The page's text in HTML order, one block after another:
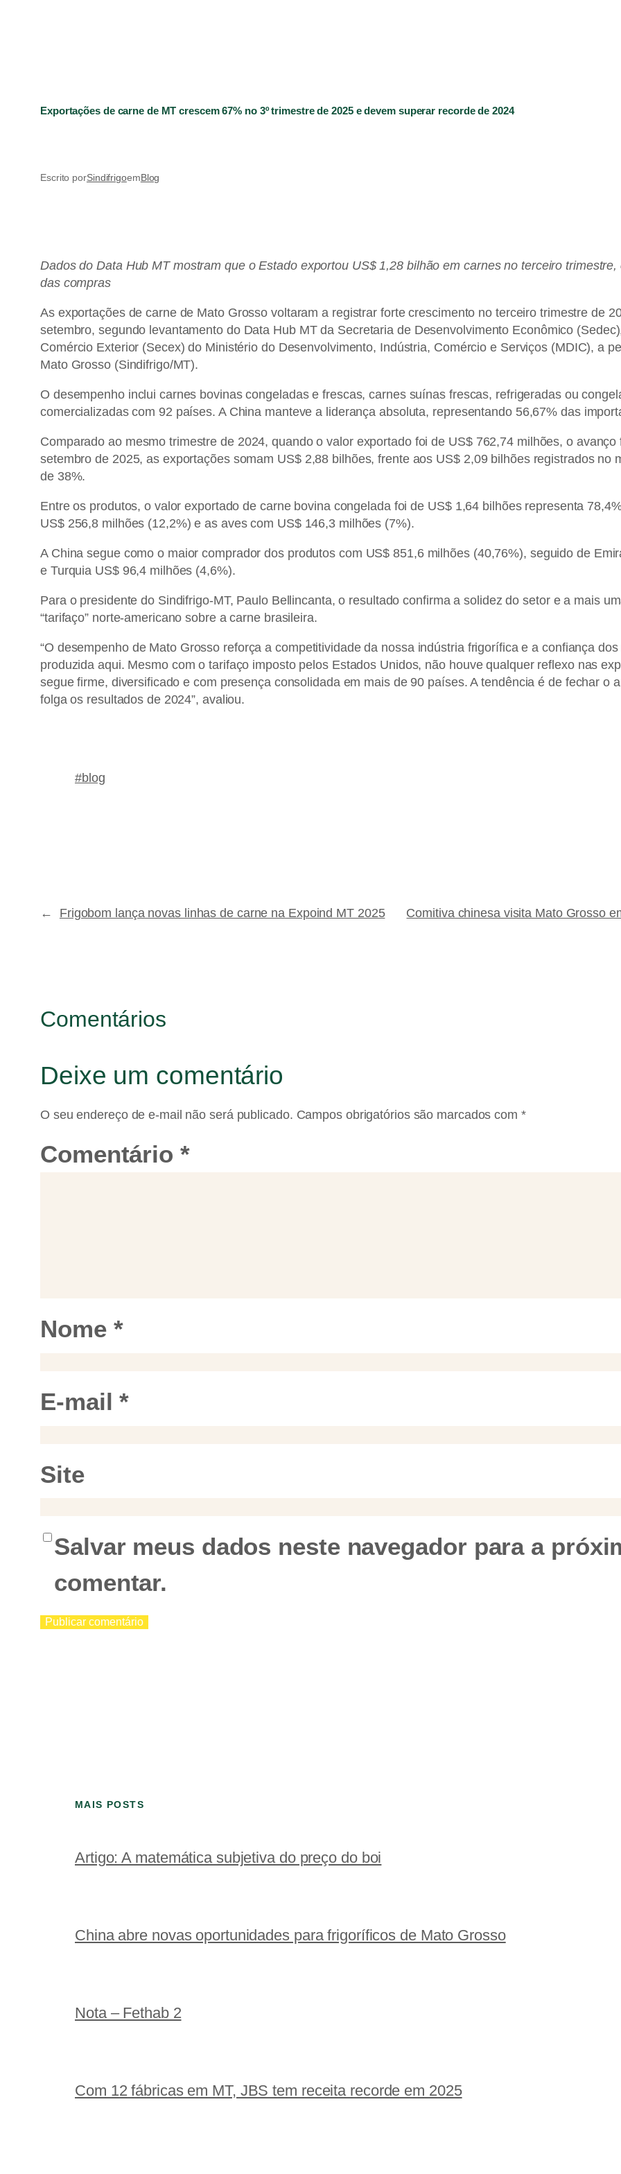
Exportações de carne de MT crescem 67% no 3º trimestre de 2025 e devem superar recorde de 2024
Escrito porSindifrigoemBlog
Dados do Data Hub MT mostram que o Estado exportou US$ 1,28 bilhão em carnes no terceiro
das compras
As exportações de carne de Mato Grosso voltaram a registrar forte crescimento no terceiro trimestre de
setembro, segundo levantamento do Data Hub MT da Secretaria de Desenvolvimento Econômico
Comércio Exterior (Secex) do Ministério do Desenvolvimento, Indústria, Comércio e Serviços (MDIC), a
Mato Grosso (Sindifrigo/MT).
O desempenho inclui carnes bovinas congeladas e frescas, carnes suínas frescas, refrigeradas ou
comercializadas com 92 países. A China manteve a liderança absoluta, representando 56,67% das
Comparado ao mesmo trimestre de 2024, quando o valor exportado foi de US$ 762,74 milhões, o
setembro de 2025, as exportações somam US$ 2,88 bilhões, frente aos US$ 2,09 bilhões registrados no
de 38%.
Entre os produtos, o valor exportado de carne bovina congelada foi de US$ 1,64 bilhões representa
US$ 256,8 milhões (12,2%) e as aves com US$ 146,3 milhões (7%).
A China segue como o maior comprador dos produtos com US$ 851,6 milhões (40,76%), seguido de
e Turquia US$ 96,4 milhões (4,6%).
Para o presidente do Sindifrigo-MT, Paulo Bellincanta, o resultado confirma a solidez do setor e a mais
“tarifaço” norte-americano sobre a carne brasileira.
“O desempenho de Mato Grosso reforça a competitividade da nossa indústria frigorífica e a confiança
produzida aqui. Mesmo com o tarifaço imposto pelos Estados Unidos, não houve qualquer reflexo nas
segue firme, diversificado e com presença consolidada em mais de 90 países. A tendência é de fechar o
folga os resultados de 2024”, avaliou.
#blog
← Frigobom lança novas linhas de carne na Expoind MT 2025 Comitiva chinesa visita Mato Grosso
Comentários
Deixe um comentário
O seu endereço de e-mail não será publicado. Campos obrigatórios são marcados com *
Comentário *
Nome *
E-mail*
Site
Salvar meus dados neste navegador para a
comentar.
MAIS POSTS
Artigo: A matemática subjetiva do preço do boi
China abre novas oportunidades para frigoríficos de Mato Grosso
Nota – Fethab 2
Com 12 fábricas em MT, JBS tem receita recorde em 2025